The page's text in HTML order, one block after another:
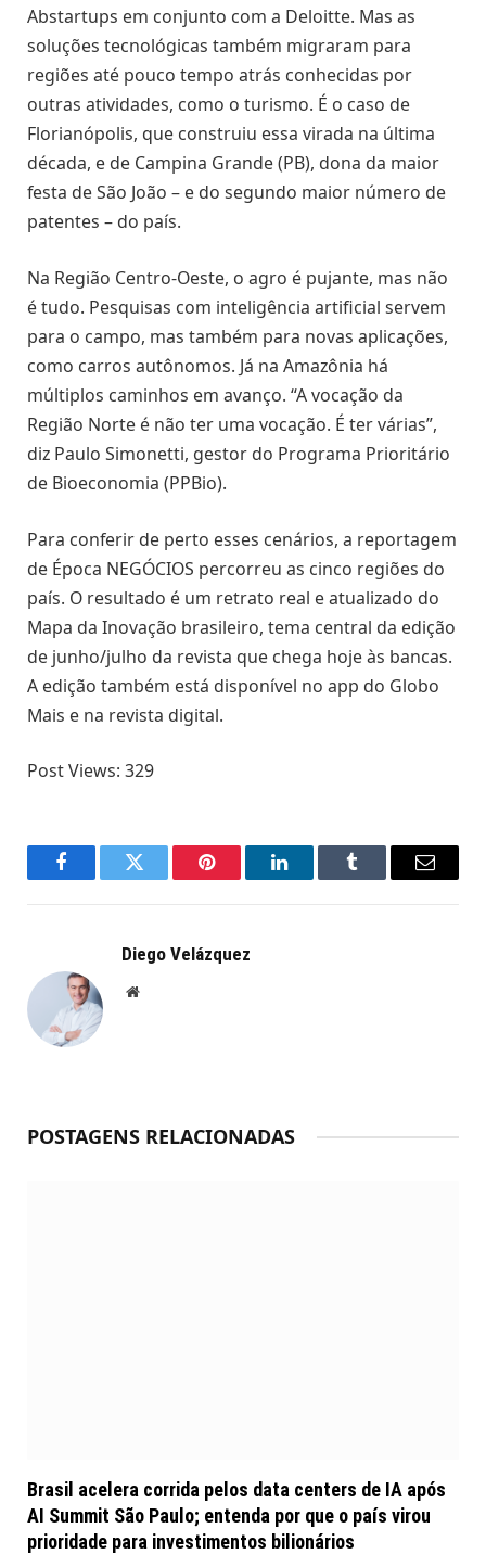
Abstartups em conjunto com a Deloitte. Mas as
soluções tecnológicas também migraram para
regiões até pouco tempo atrás conhecidas por
outras atividades, como o turismo. É o caso de
Florianópolis, que construiu essa virada na última
década, e de Campina Grande (PB), dona da maior
festa de São João – e do segundo maior número de
patentes – do país.
Na Região Centro-Oeste, o agro é pujante, mas não
é tudo. Pesquisas com inteligência artificial servem
para o campo, mas também para novas aplicações,
como carros autônomos. Já na Amazônia há
múltiplos caminhos em avanço. “A vocação da
Região Norte é não ter uma vocação. É ter várias”,
diz Paulo Simonetti, gestor do Programa Prioritário
de Bioeconomia (PPBio).
Para conferir de perto esses cenários, a reportagem
de Época NEGÓCIOS percorreu as cinco regiões do
país. O resultado é um retrato real e atualizado do
Mapa da Inovação brasileiro, tema central da edição
de junho/julho da revista que chega hoje às bancas.
A edição também está disponível no app do Globo
Mais e na revista digital.
Post Views: 329
FacebookTwitter Pinterest LinkedInTumblr Email
Diego Velázquez
Website
POSTAGENS RELACIONADAS
Brasil acelera corrida pelos data centers de IA após
AI Summit São Paulo; entenda por que o país virou
prioridade para investimentos bilionários